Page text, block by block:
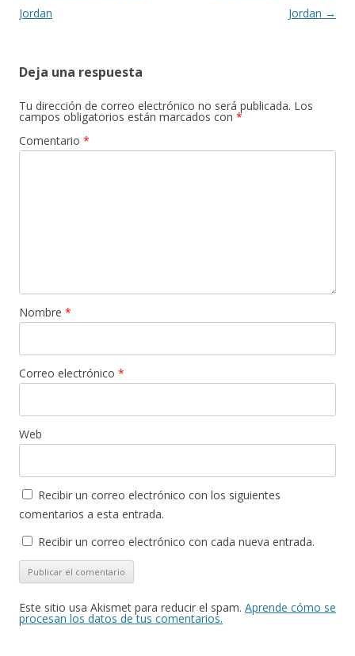
entradas
Jordan
Jordan →
Deja una respuesta
Tu dirección de correo electrónico no será publicada. Los
campos obligatorios están marcados con *
Comentario *
Nombre *
Correo electrónico *
Web
Recibir un correo electrónico con los siguientes
comentarios a esta entrada.
Recibir un correo electrónico con cada nueva entrada.
Este sitio usa Akismet para reducir el spam. Aprende cómo se
procesan los datos de tus comentarios.